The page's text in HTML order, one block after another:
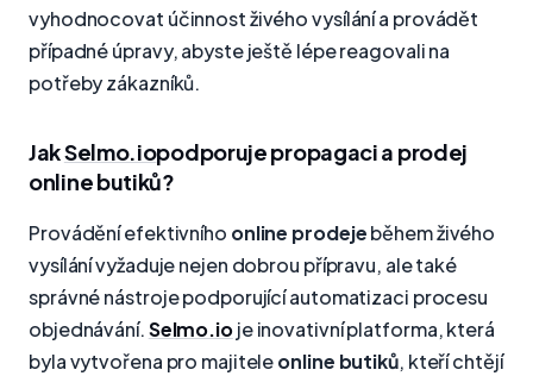
vyhodnocovat účinnost živého vysílání a provádět
případné úpravy, abyste ještě lépe reagovali na
potřeby zákazníků.
JakSelmo.iopodporuje propagaci a prodej
online butiků?
Provádění efektivního online prodejeběhem živého
vysílání vyžaduje nejen dobrou přípravu, ale také
správné nástroje podporující automatizaci procesu
objednávání.Selmo.ioje inovativní platforma, která
byla vytvořena pro majiteleonline butiků, kteří chtějí